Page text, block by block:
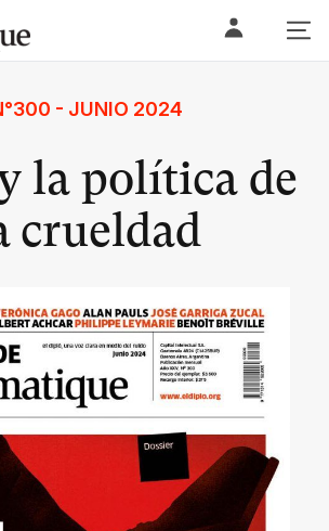
- JUNIO 2024
la política de
crueldad